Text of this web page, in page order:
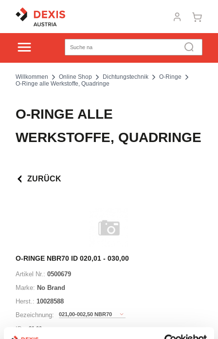
Willkommen Online Shop Dichtungstechnik
O-Ringe
O-Ringe alle Werkstoffe, Quadringe
O-RINGE ALLE
WERKSTOFFE, QUADRINGE
ZURÜCK
O-RINGE NBR70 ID 020,01 - 030,00
Artikel Nr.: 0500679
Marke: No Brand
Herst.: 10028588
Bezeichnung:
021,00-002,50 NBR70
ID: 21,00mm